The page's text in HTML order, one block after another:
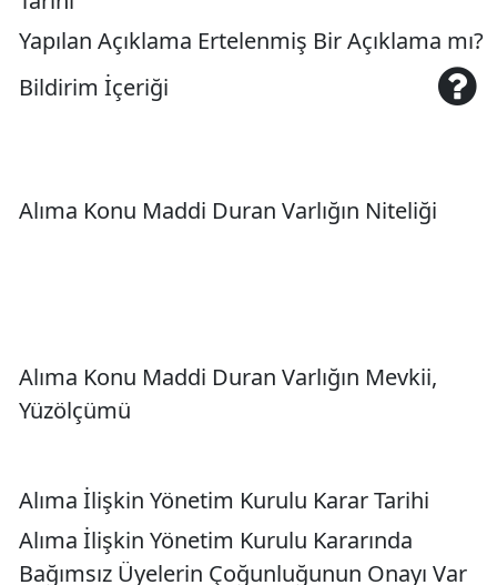
Yapılan Açıklama Ertelenmiş Bir Açıklama mı?
Bildirim İçeriği
Alıma Konu Maddi Duran Varlığın Niteliği
Alıma Konu Maddi Duran Varlığın Mevkii,
Yüzölçümü
Alıma İlişkin Yönetim Kurulu Karar Tarihi
Alıma İlişkin Yönetim Kurulu Kararında
Bağımsız Üyelerin Çoğunluğunun Onayı Var